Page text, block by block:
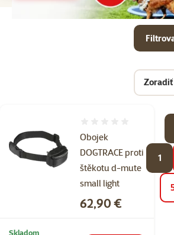
Zoradiť
Produkty v kategorii Potreby na venčenie
Obojek
DOGTRACE proti
štěkotu d-mute
small light
Cena
62,90 €
Skladom
1